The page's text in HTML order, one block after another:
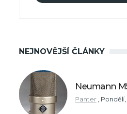
NEJNOVĚJŠÍ ČLÁNKY
Neumann
Panter , Pondělí,